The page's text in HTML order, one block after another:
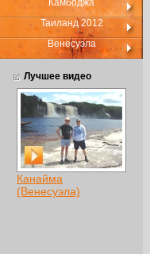
Камбоджа
Таиланд 2012
Венесуэла
Лучшее видео
Канайма
(Венесуэла)